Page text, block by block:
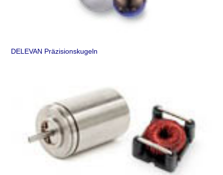
DELEVAN Präzisionskugeln